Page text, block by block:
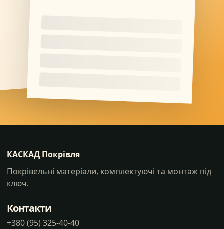
КАСКАД Покрівля
Покрівельні матеріали, комплектуючі та монтаж під
ключ.
Контакти
+380 (95) 325-40-40